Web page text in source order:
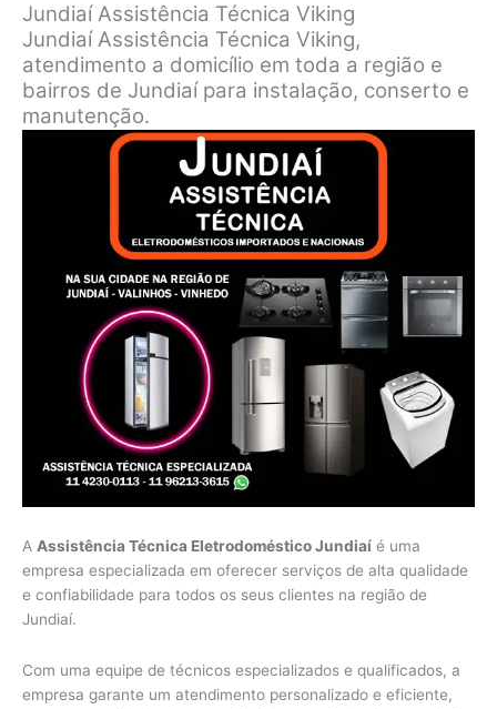
Jundiaí Assistência Técnica Viking
Jundiaí Assistência Técnica Viking,
atendimento a domicílio em toda a região e
bairros de Jundiaí para instalação, conserto e
manutenção.
A Assistência Técnica Eletrodoméstico Jundiaí é uma
empresa especializada em oferecer serviços de alta qualidade
e confiabilidade para todos os seus clientes na região de
Jundiaí.
Com uma equipe de técnicos especializados e qualificados, a
empresa garante um atendimento personalizado e eficiente,